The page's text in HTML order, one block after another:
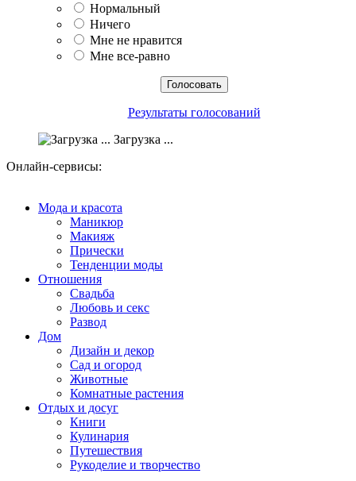
Нормальный
Ничего
Мне не нравится
Мне все-равно
Результаты голосований
Загрузка ...
Онлайн-сервисы:
Мода и красота
Маникюр
Макияж
Прически
Тенденции моды
Отношения
Свадьба
Любовь и секс
Развод
Дом
Дизайн и декор
Сад и огород
Животные
Комнатные растения
Отдых и досуг
Книги
Кулинария
Путешествия
Рукоделие и творчество